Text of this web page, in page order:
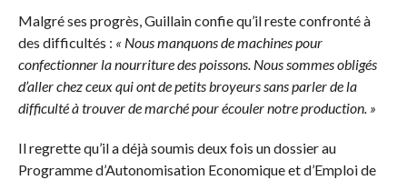
Malgré ses progrès, Guillain confie qu’il reste confronté à
des difficultés : « Nous manquons de machines pour
confectionner la nourriture des poissons. Nous sommes obligés
d’aller chez ceux qui ont de petits broyeurs sans parler de la
difficulté à trouver de marché pour écouler notre production. »
Il regrette qu’il a déjà soumis deux fois un dossier au
Programme d’Autonomisation Economique et d’Emploi de